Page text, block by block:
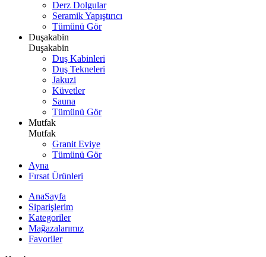
Derz Dolgular
Seramik Yapıştırıcı
Tümünü Gör
Duşakabin
Duşakabin
Duş Kabinleri
Duş Tekneleri
Jakuzi
Küvetler
Sauna
Tümünü Gör
Mutfak
Mutfak
Granit Eviye
Tümünü Gör
Ayna
Fırsat Ürünleri
AnaSayfa
Siparişlerim
Kategoriler
Mağazalarımız
Favoriler